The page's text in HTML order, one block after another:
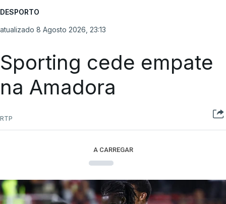
DESPORTO
atualizado 8 Agosto 2026, 23:13
Sporting cede empate
na Amadora
RTP
A CARREGAR